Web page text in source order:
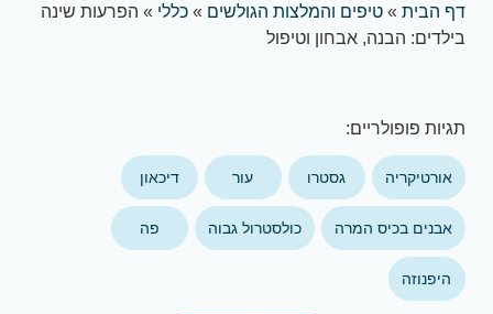
דף הבית» טיפים והמלצות הגולשים » כללי » הפרעות שינה
בילדים: הבנה, אבחון וטיפול
תגיות פופולריים:
אורטיקריה גסטרו עור דיכאון
אבנים בכיס המרה כולסטרול גבוה פה
היפנוזה